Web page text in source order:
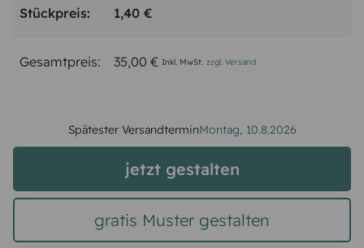
Stückpreis: 1,40 €
Gesamtpreis: 35,00 € Inkl. MwSt. zzgl. Versand
Spätester VersandterminMontag, 10.8.2026
jetzt gestalten
gratis Muster gestalten